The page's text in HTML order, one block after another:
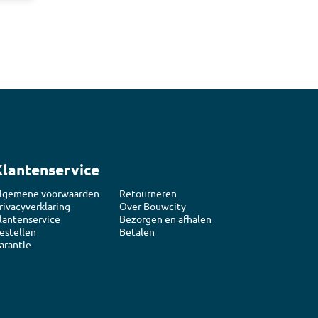
voorwaarden
Retourneren
Over Bouwcity
Bezorgen en afhalen
Betalen